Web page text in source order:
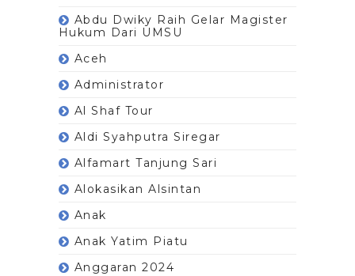
Abdu Dwiky Raih Gelar Magister
Hukum Dari UMSU
Aceh
Administrator
Al Shaf Tour
Aldi Syahputra Siregar
Alfamart Tanjung Sari
Alokasikan Alsintan
Anak
Anak Yatim Piatu
Anggaran 2024